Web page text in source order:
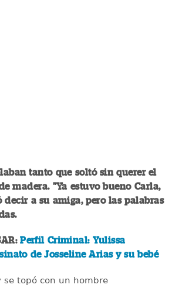
tanto que soltó sin querer el
madera. "Ya estuvo bueno Carla,
decir a su amiga, pero las palabras
Perfil Criminal: Yulissa
de Josseline Arias y su bebé
se topó con un hombre